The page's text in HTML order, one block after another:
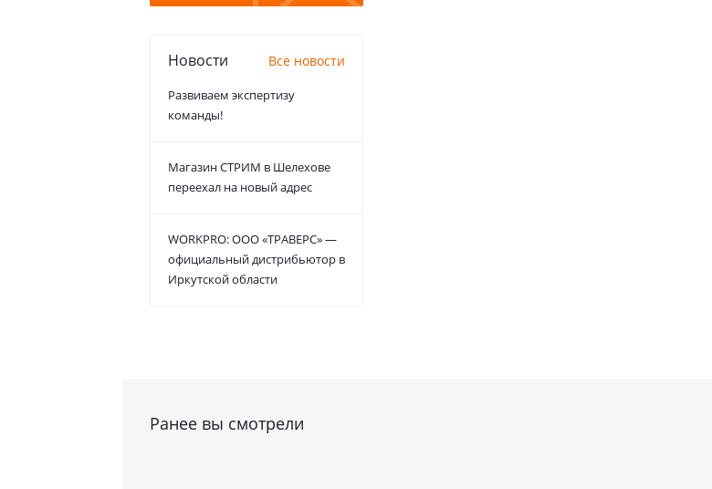
Новости Все новости
Развиваем экспертизу
команды!
Магазин СТРИМ в Шелехове
переехал на новый адрес
WORKPRO: ООО «ТРАВЕРС» —
официальный дистрибьютор в
Иркутской области
Ранее вы смотрели